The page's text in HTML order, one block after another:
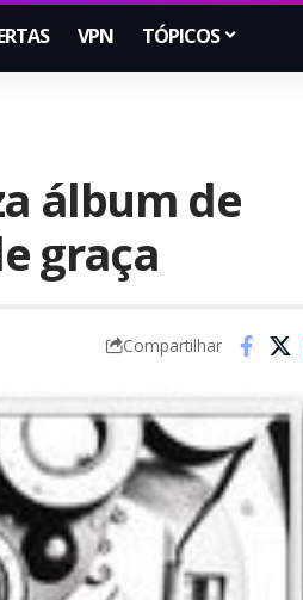
VPN TÓPICOS
álbum de
graça
Compartilhar